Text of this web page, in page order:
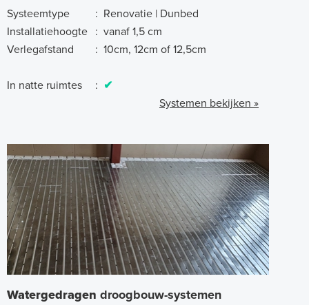
Systeemtype : Renovatie | Dunbed
Installatiehoogte : vanaf 1,5 cm
Verlegafstand
: 10cm, 12cm of 12,5cm
In natte ruimtes : ✔
Systemen bekijken »
Watergedragen droogbouw-systemen